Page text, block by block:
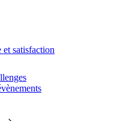
et satisfaction